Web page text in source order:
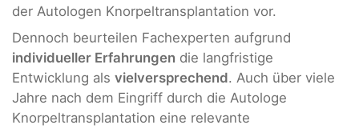
der Autologen Knorpeltransplantation vor.
Dennoch beurteilen Fachexperten aufgrund
individueller Erfahrungen die langfristige
Entwicklung als vielversprechend. Auch über viele
Jahre nach dem Eingriff durch die Autologe
Knorpeltransplantation eine relevante